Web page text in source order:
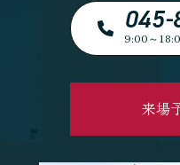
045-
9:00～
来場